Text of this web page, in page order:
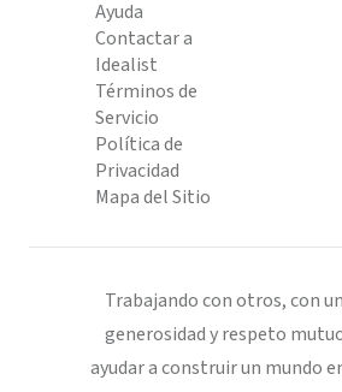
Ayuda
Contactar a
Idealist
Términos de
Servicio
Política de
Privacidad
Mapa del Sitio
Trabajando con otros, con
generosidad y respeto
ayudar a construir un mundo